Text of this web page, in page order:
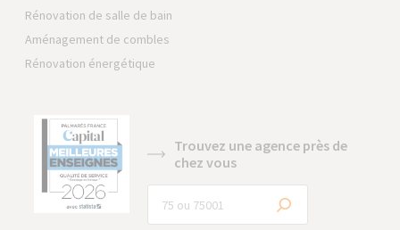
Rénovation de salle de bain
Aménagement de combles
Rénovation énergétique
Trouvez une agence près de
chez vous